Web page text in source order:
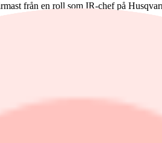
från en roll som IR-chef på
Stockholm. Den nuvarande IR-